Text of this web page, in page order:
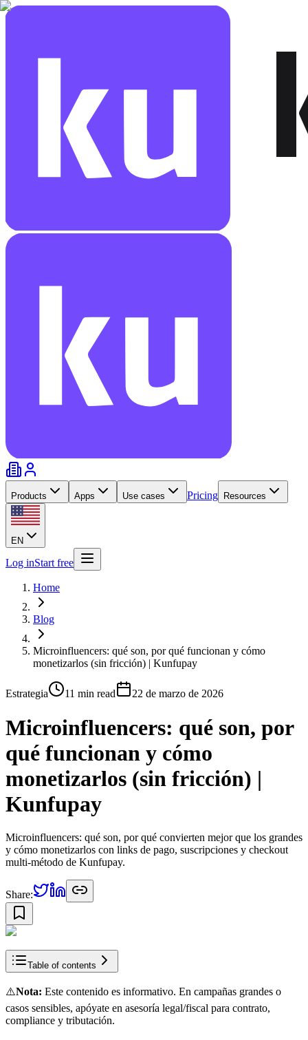
Products Apps Use cases Pricing Resources
EN
Log inStart free
Home
Blog
Microinfluencers: qué son, por qué funcionan y cómo
monetizarlos (sin fricción) | Kunfupay
Estrategia 11 min read 22 de marzo de 2026
Microinfluencers: qué son, por
qué funcionan y cómo
monetizarlos (sin fricción) |
Kunfupay
Microinfluencers: qué son, por qué convierten mejor que los grandes
y cómo monetizarlos con links de pago, suscripciones y checkout
multi-método de Kunfupay.
Share:
Table of contents
⚠️Nota: Este contenido es informativo. En campañas grandes o
casos sensibles, apóyate en asesoría legal/fiscal para contrato,
compliance y tributación.